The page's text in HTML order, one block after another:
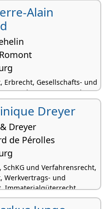
Alain
Erbrecht, Gesellschafts- und
Dreyer
Dreyer
de Pérolles
SchKG und Verfahrensrecht,
Werkvertrags- und
Immaterialgüterrecht